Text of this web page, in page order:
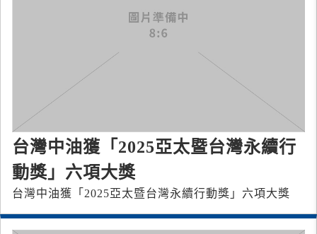
台灣中油獲「2025亞太暨台灣永續行
動獎」六項大獎
台灣中油獲「2025亞太暨台灣永續行動獎」六項大獎